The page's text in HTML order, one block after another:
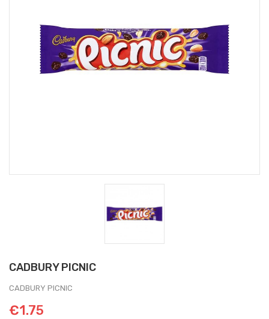
CADBURY PICNIC
CADBURY PICNIC
€1.75